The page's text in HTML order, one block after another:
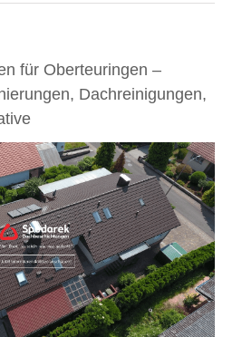
für Oberteuringen –
Dachreinigungen,